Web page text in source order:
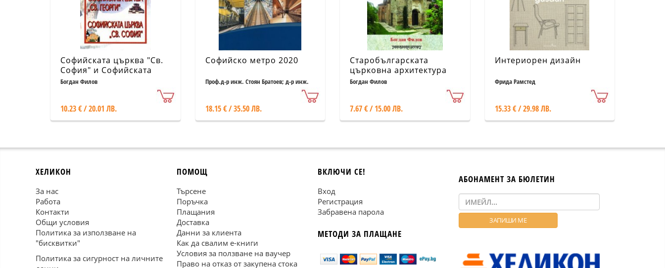
Софийската църква "Св.
София" и Софийската
църква "Св. Георги"
Богдан Филов
10.23 € / 20.01 ЛВ.
Софийско метро 2020
Проф.д-р инж. Стоян Братоев; д-р инж.
18.15 € / 35.50 ЛВ.
Старобългарската
църковна архитектура
Богдан Филов
7.67 € / 15.00 ЛВ.
Интериорен дизайн
Фрида Рамстед
15.33 € / 29.98 ЛВ.
ХЕЛИКОН
За нас
Работа
Контакти
Общи условия
Политика за използване на
"бисквитки"
Политика за сигурност на личните
ПОМОЩ
Търсене
Поръчка
Плащания
Доставка
Данни за клиента
Как да свалим е-книги
Условия за ползване на ваучер
Право на отказ от закупена стока
ВКЛЮЧИ СЕ!
Вход
Регистрация
Забравена парола
МЕТОДИ ЗА ПЛАЩАНЕ
АБОНАМЕНТ ЗА БЮЛЕТИН